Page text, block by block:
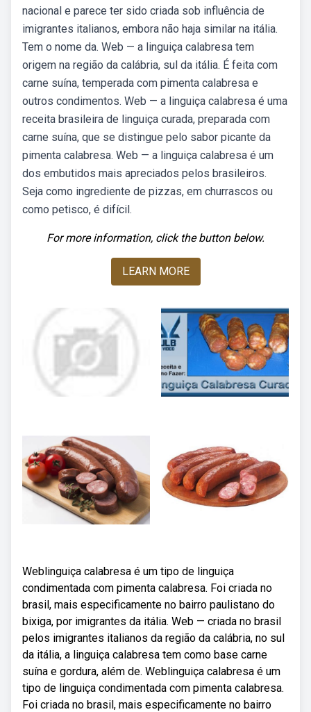
nacional e parece ter sido criada sob influência de
imigrantes italianos, embora não haja similar na itália.
Tem o nome da. Web — a linguiça calabresa tem
origem na região da calábria, sul da itália. É feita com
carne suína, temperada com pimenta calabresa e
outros condimentos. Web — a linguiça calabresa é uma
receita brasileira de linguiça curada, preparada com
carne suína, que se distingue pelo sabor picante da
pimenta calabresa. Web — a linguiça calabresa é um
dos embutidos mais apreciados pelos brasileiros.
Seja como ingrediente de pizzas, em churrascos ou
como petisco, é difícil.
For more information, click the button below.
LEARN MORE
Weblinguiça calabresa é um tipo de linguiça
condimentada com pimenta calabresa. Foi criada no
brasil, mais especificamente no bairro paulistano do
bixiga, por imigrantes da itália. Web — criada no brasil
pelos imigrantes italianos da região da calábria, no sul
da itália, a linguiça calabresa tem como base carne
suína e gordura, além de. Weblinguiça calabresa é um
tipo de linguiça condimentada com pimenta calabresa.
Foi criada no brasil, mais especificamente no bairro